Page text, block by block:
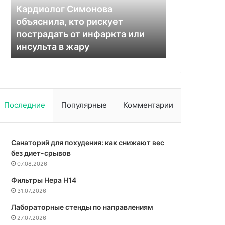
рак:
объяснил
врач
Павлов
15.12.2025
Может ли гастрит перерасти в
рак: объяснил врач Павлов
Последние Популярные Комментарии
Санаторий для похудения: как снижают вес
без диет-срывов
07.08.2026
Фильтры Hepa Н14
31.07.2026
Лабораторные стенды по направлениям
27.07.2026